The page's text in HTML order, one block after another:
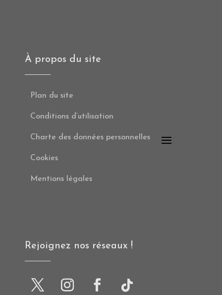
À propos du site
Plan du site
Conditions d’utilisation
Charte des données personnelles
Cookies
Mentions légales
Rejoignez nos réseaux !